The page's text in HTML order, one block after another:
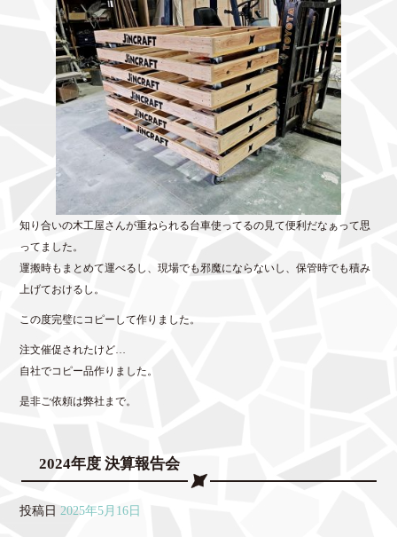
bo
ok
tte
r
知り合いの木工屋さんが重ねられる台車使ってるの見て便利だなぁって思
ってました。
運搬時もまとめて運べるし、現場でも邪魔にならないし、保管時でも積み
上げておけるし。
この度完璧にコピーして作りました。
注文催促されたけど…
自社でコピー品作りました。
是非ご依頼は弊社まで。
2024年度 決算報告会
投稿日 2025年5月16日